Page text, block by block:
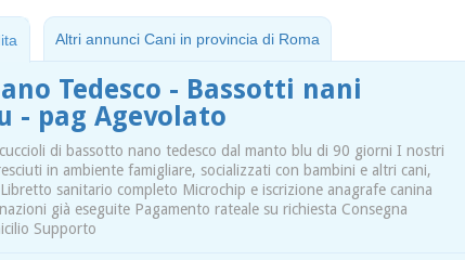
Altri annunci Cani in provincia di Roma
Tedesco - Bassotti nani
- pag Agevolato
di bassotto nano tedesco dal manto blu di 90 giorni I nostri
in ambiente famigliare, socializzati con bambini e altri cani,
sanitario completo Microchip e iscrizione anagrafe canina
già eseguite Pagamento rateale su richiesta Consegna
Supporto